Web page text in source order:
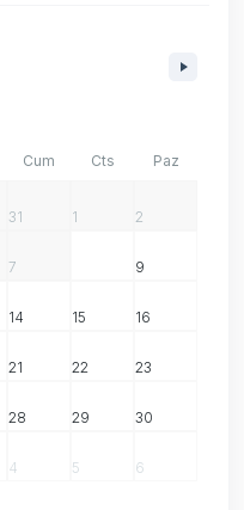
Cum Cts Paz
31 1 2
7 9
14 15 16
21 22 23
28 29 30
4 5 6